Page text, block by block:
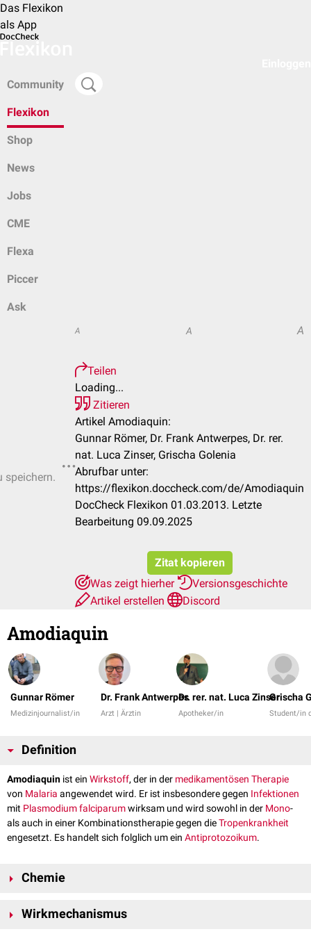
Das Flexikon
als App
Community
Flexikon
Shop
News
Jobs
CME
Flexa
Piccer
Ask
speichern.
A A A
Teilen
Loading...
Zitieren
Artikel Amodiaquin:
Gunnar Römer, Dr. Frank Antwerpes, Dr. rer.
nat. Luca Zinser, Grischa Golenia
Abrufbar unter:
https://flexikon.doccheck.com/de/Amodiaquin
DocCheck Flexikon 01.03.2013. Letzte
Bearbeitung 09.09.2025
Zitat kopieren
Was zeigt hierher
Versionsgeschichte
Artikel erstellen
Discord
Amodiaquin
Gunnar Römer
Medizinjournalist/in
Dr. Frank Antwerpes
Arzt | Ärztin
Dr. rer. nat. Luca Zinser
Apotheker/in
Grischa
Student/in
Definition
Amodiaquin ist ein Wirkstoff, der in der medikamentösen Therapie
von Malaria angewendet wird. Er ist insbesondere gegen Infektionen
mit Plasmodium falciparumwirksam und wird sowohl in der Mono-
als auch in einer Kombinationstherapie gegen dieTropenkrankheit
engesetzt. Es handelt sich folglich um ein Antiprotozoikum.
Chemie
Strukturformelaus einem Grundgerüst aus drei
Wirkmechanismus